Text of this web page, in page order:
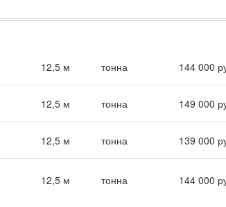
12,5 м тонна 144 000
12,5 м тонна 149 000
12,5 м тонна 139 000
12,5 м тонна 144 000